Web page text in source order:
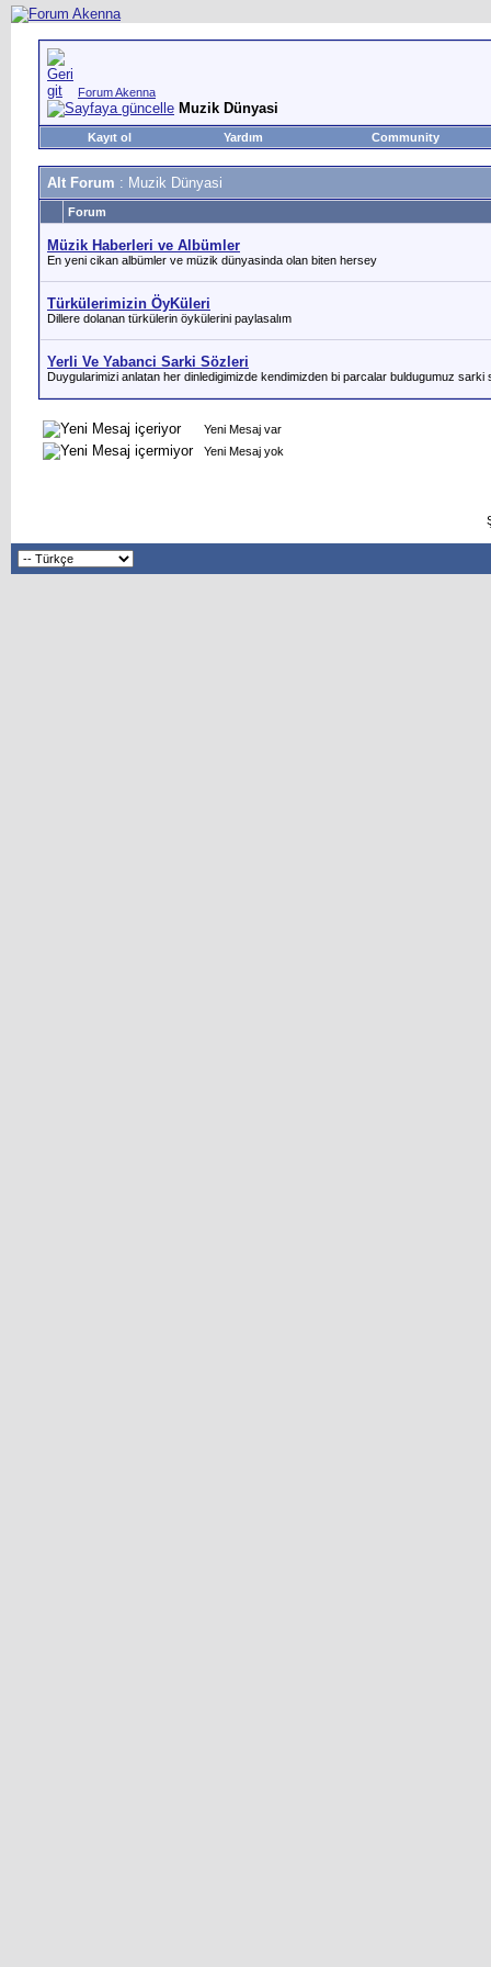
Forum Akenna
Muzik Dünyasi
Kayıt ol Yardım Community
Alt Forum : Muzik Dünyasi
Forum
Müzik Haberleri ve Albümler
En yeni cikan albümler ve müzik dünyasinda olan biten hersey
Türkülerimizin ÖyKüleri
Dillere dolanan türkülerin öykülerini paylasalım
Yerli Ve Yabanci Sarki Sözleri
Duygularimizi anlatan her dinledigimizde kendimizden bi parcalar buldugumuz sarki
Yeni Mesaj var
Yeni Mesaj yok